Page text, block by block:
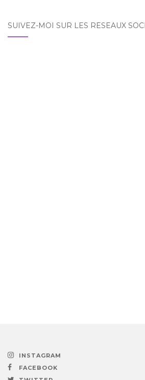
SUIVEZ-MOI SUR LES RÉSEAUX
INSTAGRAM
FACEBOOK